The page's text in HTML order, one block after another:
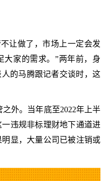
让做了，市场上一定会发
大家的需求。”两年前，身
的马腾跟记者交谈时，这
外。当年底至2022年上半
违规非标理财地下通道进
显，大量公司已被注销或